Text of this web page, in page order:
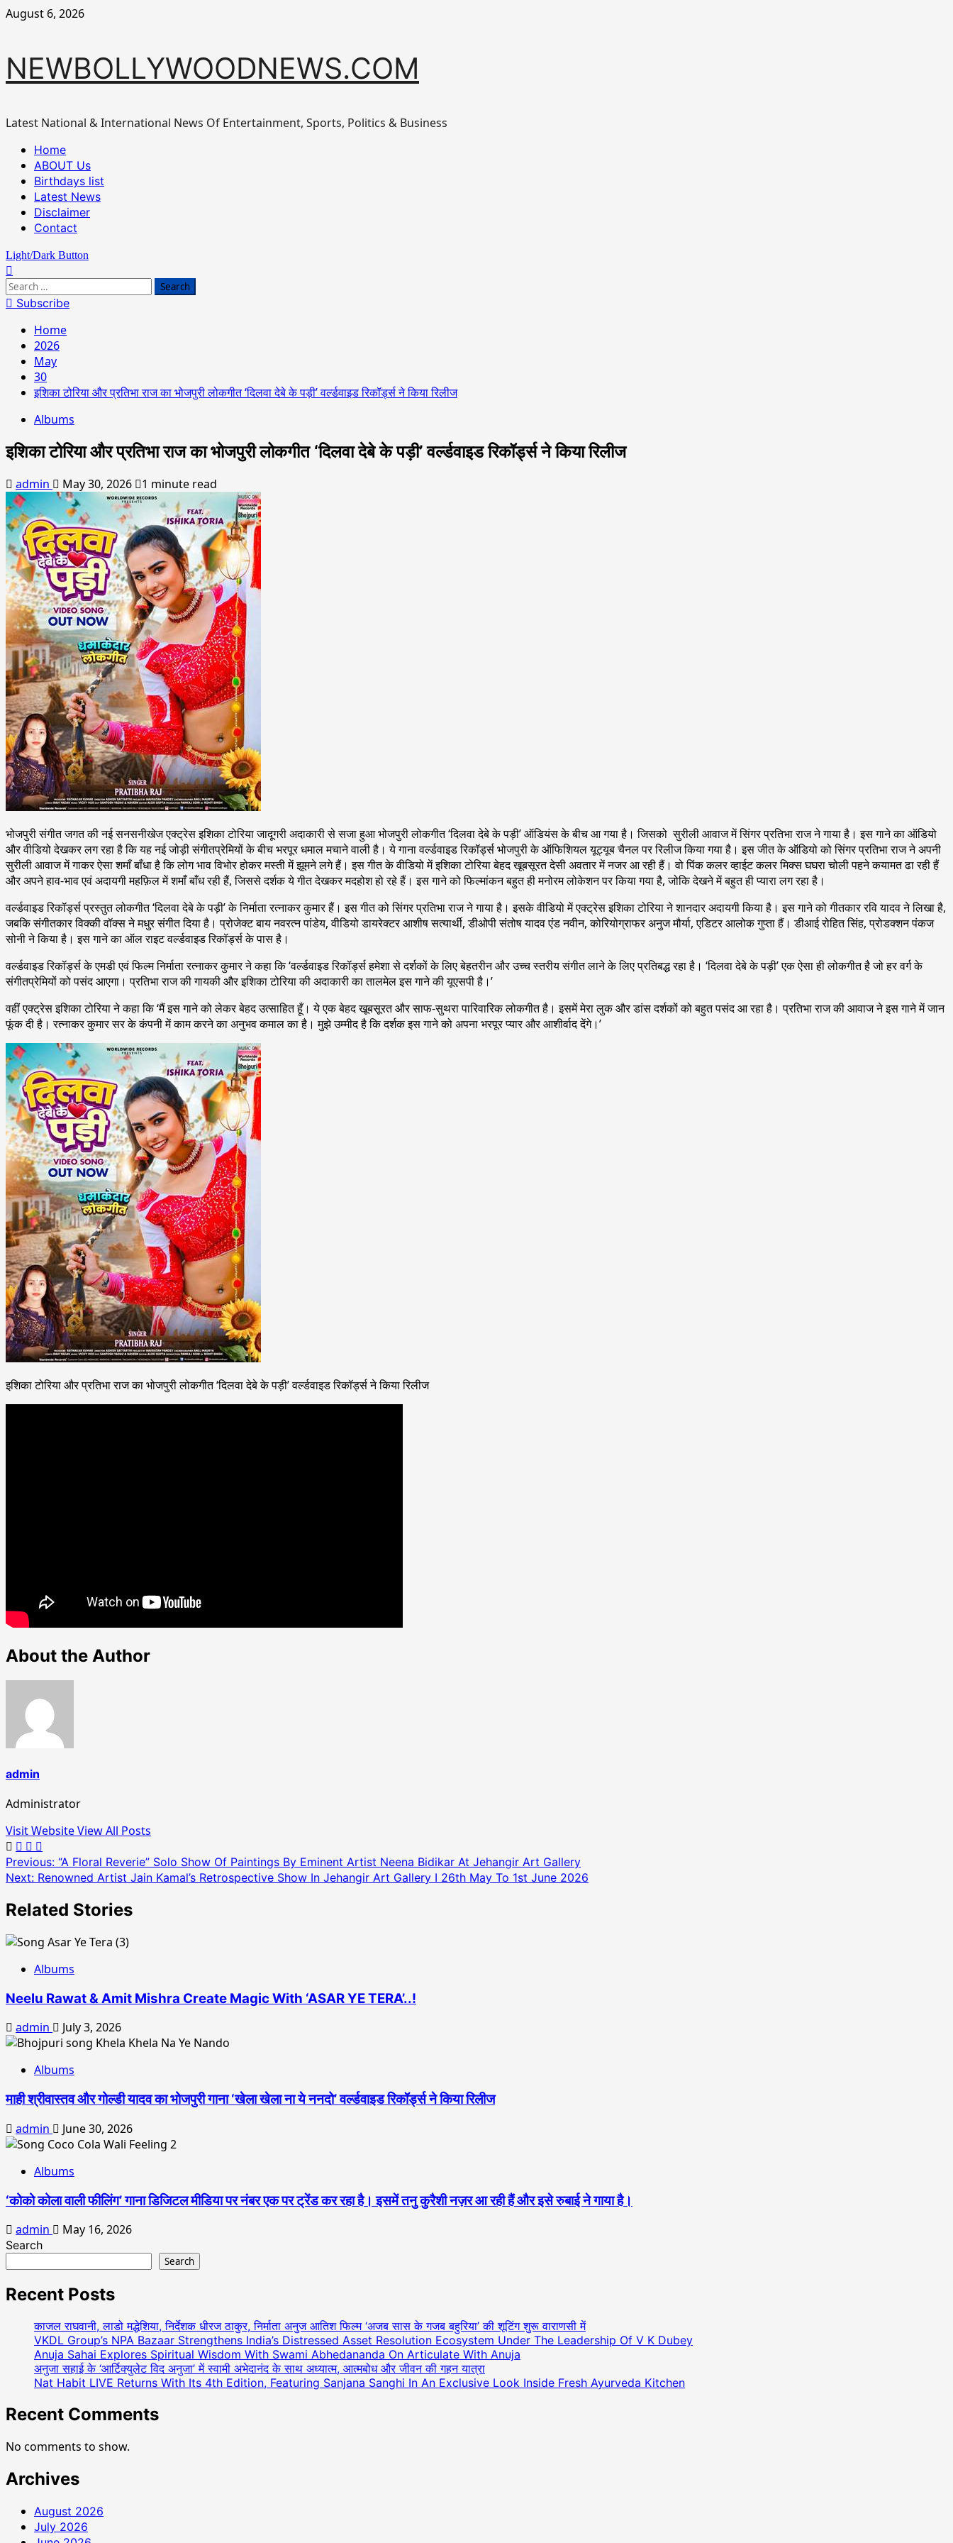
Skip
August 6, 2026
NEWBOLLYWOODNEWS.COM
Latest National & International News Of Entertainment, Sports, Politics & Business
Primary
Menu
Home
ABOUT Us
Birthdays list
Latest News
Disclaimer
Contact
Light/Dark Button
Search
for:Subscribe
Home
2026
May
30
इशिका टोरिया और प्रतिभा राज का भोजपुरी लोकगीत ‘दिलवा देबे के पड़ी’ वर्ल्डवाइड रिकॉर्ड्स ने किया रिलीज
Albums
इशिका टोरिया और प्रतिभा राज का भोजपुरी लोकगीत ‘दिलवा देबे के पड़ी’ वर्ल्डवाइड रिकॉर्ड्स ने किया रिलीज
admin May 30, 2026 1 minute read
भोजपुरी संगीत जगत की नई सनसनीखेज एक्ट्रेस इशिका टोरिया जादूगरी अदाकारी से सजा हुआ भोजपुरी लोकगीत ‘दिलवा देबे के पड़ी’ ऑडियंस के बीच आ गया है। जिसको सुरीली आवाज में सिंगर प्रतिभा राज ने गाया है। इस गाने का ऑडियो
और वीडियो देखकर लग रहा है कि यह नई जोड़ी संगीतप्रेमियों के बीच भरपूर धमाल मचाने वाली है। ये गाना वर्ल्डवाइड रिकॉर्ड्स भोजपुरी के ऑफिशियल यूट्यूब चैनल पर रिलीज किया गया है। इस जीत के ऑडियो को सिंगर प्रतिभा राज ने अपनी
सुरीली आवाज में गाकर ऐसा शमाँ बाँधा है कि लोग भाव विभोर होकर मस्ती में झूमने लगे हैं। इस गीत के वीडियो में इशिका टोरिया बेहद खूबसूरत देसी अवतार में नजर आ रही हैं। वो पिंक कलर व्हाईट कलर मिक्स घघरा चोली पहने कयामत ढा रही हैं
और अपने हाव-भाव एवं अदायगी महफ़िल में शमाँ बाँध रही हैं, जिससे दर्शक ये गीत देखकर मदहोश हो रहे हैं। इस गाने को फिल्मांकन बहुत ही मनोरम लोकेशन पर किया गया है, जोकि देखने में बहुत ही प्यारा लग रहा है।
वर्ल्डवाइड रिकॉर्ड्स प्रस्तुत लोकगीत ‘दिलवा देबे के पड़ी’ के निर्माता रत्नाकर कुमार हैं। इस गीत को सिंगर प्रतिभा राज ने गाया है। इसके वीडियो में एक्ट्रेस इशिका टोरिया ने शानदार अदायगी किया है। इस गाने को गीतकार रवि यादव ने लिखा है,
जबकि संगीतकार विक्की वॉक्स ने मधुर संगीत दिया है। प्रोजेक्ट बाय नवरत्न पांडेय, वीडियो डायरेक्टर आशीष सत्यार्थी, डीओपी संतोष यादव एंड नवीन, कोरियोग्राफर अनुज मौर्या, एडिटर आलोक गुप्ता हैं। डीआई रोहित सिंह, प्रोडक्शन पंकज
सोनी ने किया है। इस गाने का ऑल राइट वर्ल्डवाइड रिकॉर्ड्स के पास है।
वर्ल्डवाइड रिकॉर्ड्स के एमडी एवं फिल्म निर्माता रत्नाकर कुमार ने कहा कि ‘वर्ल्डवाइड रिकॉर्ड्स हमेशा से दर्शकों के लिए बेहतरीन और उच्च स्तरीय संगीत लाने के लिए प्रतिबद्ध रहा है। ‘दिलवा देबे के पड़ी’ एक ऐसा ही लोकगीत है जो हर वर्ग के
संगीतप्रेमियों को पसंद आएगा। प्रतिभा राज की गायकी और इशिका टोरिया की अदाकारी का तालमेल इस गाने की यूएसपी है।’
वहीं एक्ट्रेस इशिका टोरिया ने कहा कि ‘मैं इस गाने को लेकर बेहद उत्साहित हूँ। ये एक बेहद खूबसूरत और साफ-सुथरा पारिवारिक लोकगीत है। इसमें मेरा लुक और डांस दर्शकों को बहुत पसंद आ रहा है। प्रतिभा राज की आवाज ने इस गाने में जान
फूंक दी है। रत्नाकर कुमार सर के कंपनी में काम करने का अनुभव कमाल का है। मुझे उम्मीद है कि दर्शक इस गाने को अपना भरपूर प्यार और आशीर्वाद देंगे।’
इशिका टोरिया और प्रतिभा राज का भोजपुरी लोकगीत ‘दिलवा देबे के पड़ी’ वर्ल्डवाइड रिकॉर्ड्स ने किया रिलीज
About the Author
admin
Administrator
Visit WebsiteView All Posts
Post
navigation
Previous: “A Floral Reverie” Solo Show Of Paintings By Eminent Artist Neena Bidikar At Jehangir Art Gallery
Next: Renowned Artist Jain Kamal’s Retrospective Show In Jehangir Art Gallery I 26th May To 1st June 2026
Related Stories
Albums
Neelu Rawat & Amit Mishra Create Magic With ‘ASAR YE TERA’..!
admin July 3, 2026
Albums
माही श्रीवास्तव और गोल्डी यादव का भोजपुरी गाना ‘खेला खेला ना ये ननदो’ वर्ल्डवाइड रिकॉर्ड्स ने किया रिलीज
admin June 30, 2026
Albums
‘कोको कोला वाली फीलिंग’ गाना डिजिटल मीडिया पर नंबर एक पर ट्रेंड कर रहा है। इसमें तनु कुरैशी नज़र आ रही हैं और इसे रुबाई ने गाया है।
admin May 16, 2026
Search
Search
Recent Posts
काजल राघवानी, लाडो मद्धेशिया, निर्देशक धीरज ठाकुर, निर्माता अनुज आतिश फिल्म ‘अजब सास के गजब बहुरिया’ की शूटिंग शुरू वाराणसी में
VKDL Group’s NPA Bazaar Strengthens India’s Distressed Asset Resolution Ecosystem Under The Leadership Of V K Dubey
Anuja Sahai Explores Spiritual Wisdom With Swami Abhedananda On Articulate With Anuja
अनुजा सहाई के ‘आर्टिक्युलेट विद अनुजा’ में स्वामी अभेदानंद के साथ अध्यात्म, आत्मबोध और जीवन की गहन यात्रा
Nat Habit LIVE Returns With Its 4th Edition, Featuring Sanjana Sanghi In An Exclusive Look Inside Fresh Ayurveda Kitchen
Recent Comments
No comments to show.
Archives
August 2026
July 2026